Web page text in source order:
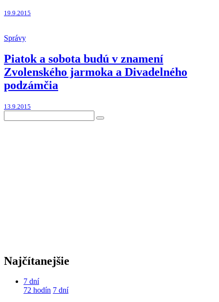
19.9.2015
Správy
Piatok a sobota budú v znamení
Zvolenského jarmoka a Divadelného
podzámčia
13.9.2015
Najčítanejšie
7 dní
72 hodín 7 dní